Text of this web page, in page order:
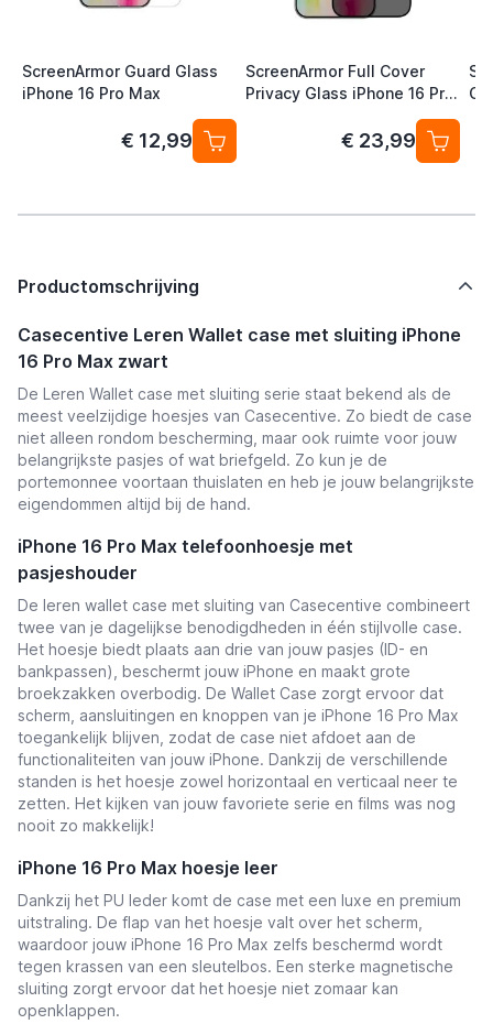
ScreenArmor Guard Glass
iPhone 16 Pro Max
€ 12,99
ScreenArmor Full Cover
Privacy Glass iPhone 16 Pro
€ 23,99
Productomschrijving
Casecentive Leren Wallet case met sluiting iPhone
16 Pro Max zwart
De Leren Wallet case met sluiting serie staat bekend als de
meest veelzijdige hoesjes van Casecentive. Zo biedt de case
niet alleen rondom bescherming, maar ook ruimte voor jouw
belangrijkste pasjes of wat briefgeld. Zo kun je de
portemonnee voortaan thuislaten en heb je jouw belangrijkste
eigendommen altijd bij de hand.
iPhone 16 Pro Max telefoonhoesje met
pasjeshouder
De leren wallet case met sluiting van Casecentive combineert
twee van je dagelijkse benodigdheden in één stijlvolle case.
Het hoesje biedt plaats aan drie van jouw pasjes (ID- en
bankpassen), beschermt jouw iPhone en maakt grote
broekzakken overbodig. De Wallet Case zorgt ervoor dat
scherm, aansluitingen en knoppen van je iPhone 16 Pro Max
toegankelijk blijven, zodat de case niet afdoet aan de
functionaliteiten van jouw iPhone. Dankzij de verschillende
standen is het hoesje zowel horizontaal en verticaal neer te
zetten. Het kijken van jouw favoriete serie en films was nog
nooit zo makkelijk!
iPhone 16 Pro Max hoesje leer
Dankzij het PU leder komt de case met een luxe en premium
uitstraling. De flap van het hoesje valt over het scherm,
waardoor jouw iPhone 16 Pro Max zelfs beschermd wordt
tegen krassen van een sleutelbos. Een sterke magnetische
sluiting zorgt ervoor dat het hoesje niet zomaar kan
openklappen.